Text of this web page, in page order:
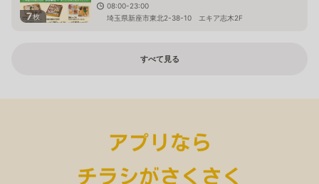
7枚
08:00-23:00
埼玉県新座市東北2-38-10 エキア志木2F
すべて見る